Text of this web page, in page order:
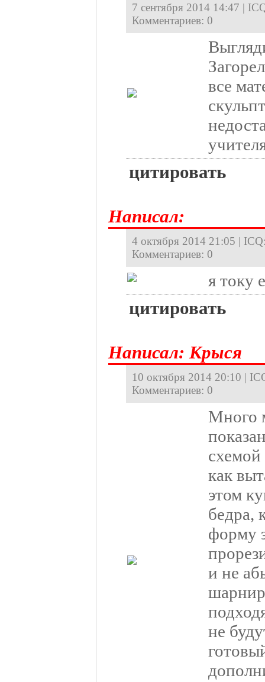
7 сентября 2014 14:47 |
Комментариев: 0
все
цитировать
Hаписал:
4 октября 2014 21:05 |
Комментариев: 0
я току
цитировать
Hаписал: Крыся
10 октября 2014 20:10 |
Комментариев: 0
Много
как
этом
бедра,
форму
и не
не